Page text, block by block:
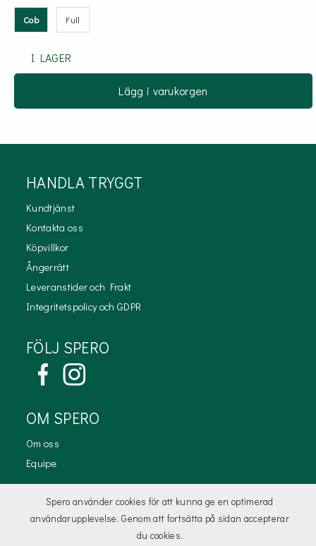
Cob Full
I LAGER
Lägg i varukorgen
HANDLA TRYGGT
Kundtjänst
Kontakta oss
Köpvillkor
Ångerrätt
Leveranstider och Frakt
Integritetspolicy och GDPR
FÖLJ SPERO
OM SPERO
Om oss
Equipe
KONTAKTA OSS
Spero använder cookies för att kunna ge en optimerad
användarupplevelse. Genom att fortsätta på sidan accepterar
du cookies.